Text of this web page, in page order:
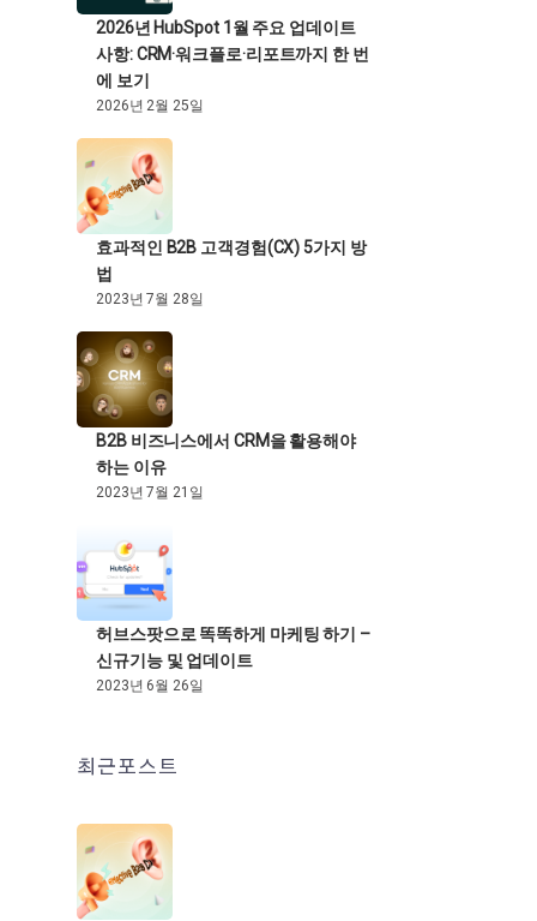
2026년 HubSpot 1월 주요 업데이트
사항: CRM·워크플로·리포트까지 한 번
에 보기
2026년 2월 25일
효과적인 B2B 고객경험(CX) 5가지 방
법
2023년 7월 28일
B2B 비즈니스에서 CRM을 활용해야
하는 이유
2023년 7월 21일
허브스팟으로 똑똑하게 마케팅 하기 –
신규기능 및 업데이트
2023년 6월 26일
최근포스트